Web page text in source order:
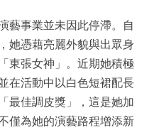
藝事業並未因此停滯。自
她憑藉亮麗外貌與出眾身
東張女神」。近期她積極
在活動中以白色短裙配長
最佳調皮獎」，這是她加
僅為她的演藝路程增添新